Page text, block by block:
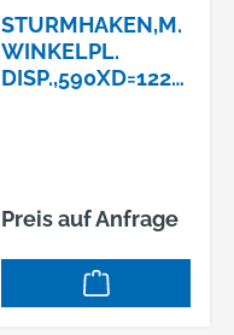
STURMHAKEN,M.
WINKELPL.
DISP.,590XD=1220
Preis auf Anfrage